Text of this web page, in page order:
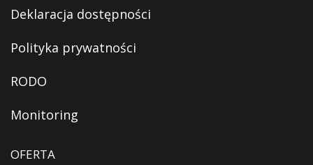
Deklaracja dostępności
Polityka prywatności
RODO
Monitoring
OFERTA